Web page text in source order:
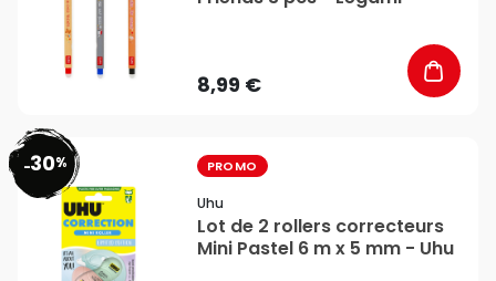
8,99 €
-30% PROMO
Uhu
Lot de 2 rollers correcteurs
Mini Pastel 6 m x 5 mm - Uhu